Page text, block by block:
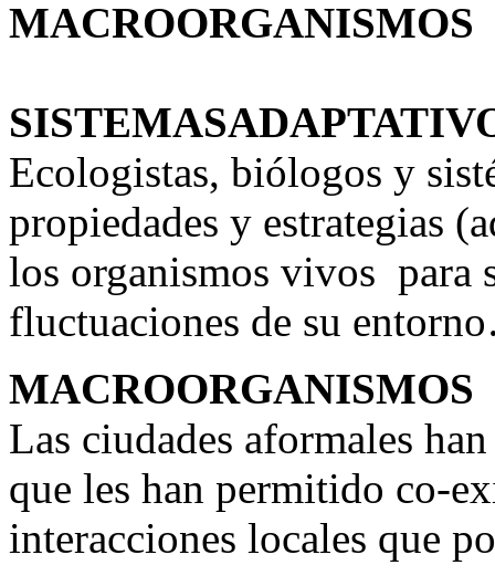
MACROORGANISMOS
Ecologistas, biólogos y
propiedades y estrategias
los organismos vivos para
fluctuaciones de su
MACROORGANISMOS
Las ciudades aformales
que les han permitido co-
interacciones locales que